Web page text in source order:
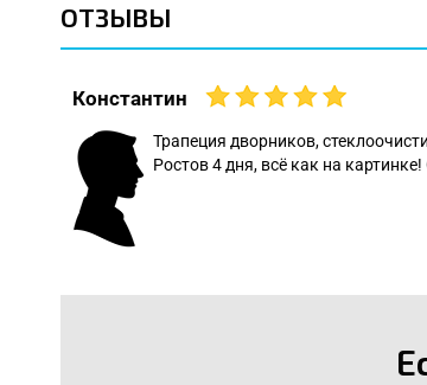
ОТЗЫВЫ
Константин
Трапеция дворников,
Ростов 4 дня, всё как на